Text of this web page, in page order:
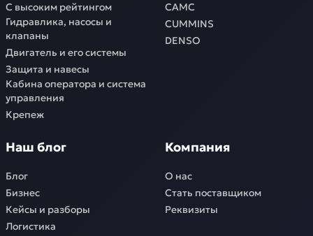
С высоким рейтингом
Гидравлика, насосы и
клапаны
Двигатель и его системы
Защита и навесы
Кабина оператора и система
управления
Крепеж
CAMC
CUMMINS
DENSO
Наш блог
Блог
Бизнес
Кейсы и разборы
Логистика
Компания
О нас
Стать поставщиком
Реквизиты